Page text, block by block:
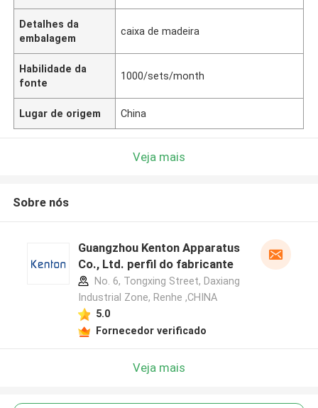
Detalhes da
embalagem
caixa de madeira
Habilidade da
fonte
1000/sets/month
Lugar de origem China
Veja mais
Sobre nós
Guangzhou Kenton Apparatus
Co., Ltd. perfil do fabricante
No. 6, Tongxing Street, Daxiang
Industrial Zone, Renhe ,CHINA
5.0
Fornecedor verificado
Veja mais